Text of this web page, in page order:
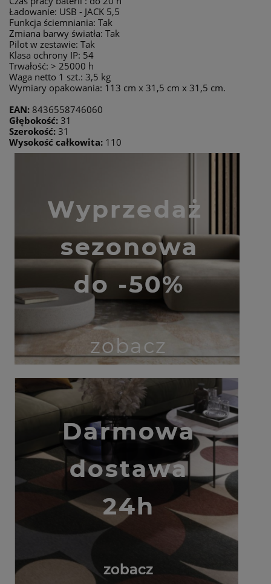
Ładowanie: USB - JACK 5,5
Funkcja ściemniania: Tak
Zmiana barwy światła: Tak
Pilot w zestawie: Tak
Klasa ochrony IP: 54
Trwałość: > 25000 h
Waga netto 1 szt.: 3,5 kg
Wymiary opakowania: 113 cm x 31,5 cm x 31,5 cm.
EAN: 8436558746060
Głębokość: 31
Szerokość: 31
Wysokość całkowita: 110